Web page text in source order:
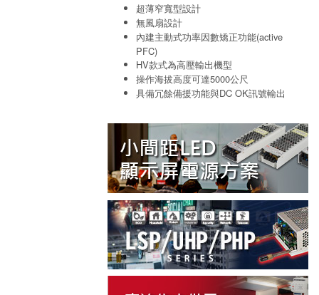
超薄窄寬型設計
無風扇設計
內建主動式功率因數矯正功能(active
PFC)
HV款式為高壓輸出機型
操作海拔高度可達5000公尺
具備冗餘備援功能與DC OK訊號輸出